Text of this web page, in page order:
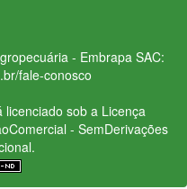
- Embrapa SAC:
fale-conosco
sob a Licença
- SemDerivações